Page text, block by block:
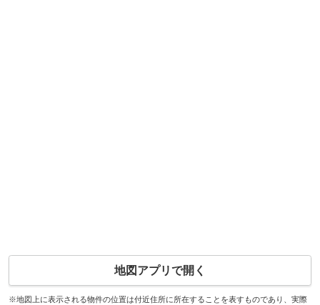
地図アプリで開く
※地図上に表示される物件の位置は付近住所に所在することを表すものであり、実際